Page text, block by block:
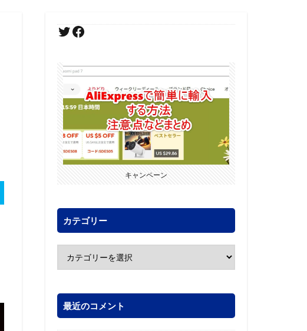
キャンペーン
カテゴリー
最近のコメント